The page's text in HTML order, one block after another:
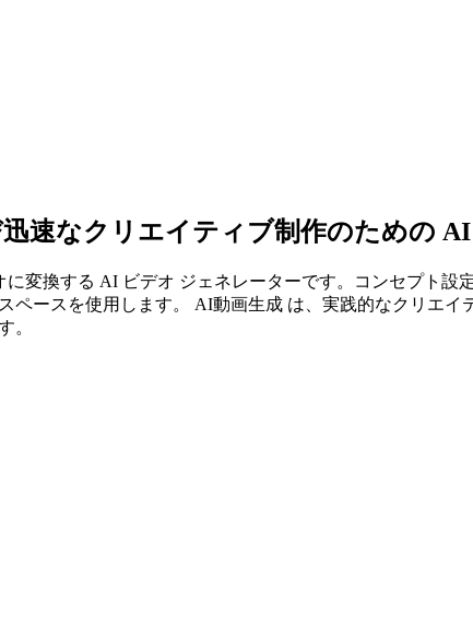
速なクリエイティブ制作のための
変換する AI ビデオ ジェネレーターです。コンセプト設
ペースを使用します。 AI動画生成 は、実践的なクリエ
。